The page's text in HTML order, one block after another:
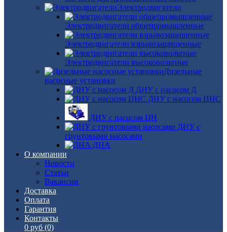
Электродвигатели
Электродвигатели общепромышленные
Электродвигатели взрывозащищенные
Электродвигатели высоковольтные
Дизельные
насосные установки
ДНУ с насосом Д
ДНУ с насосом ЦНС
ДНУ с насосом ЦН
ДНУ с
грунтовыми насосами
ДНА
О компании
Новости
Статьи
Вакансии
Доставка
Оплата
Гарантия
Контакты
0 руб (0)